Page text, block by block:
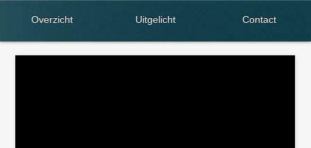
Overzicht Uitgelicht Contact